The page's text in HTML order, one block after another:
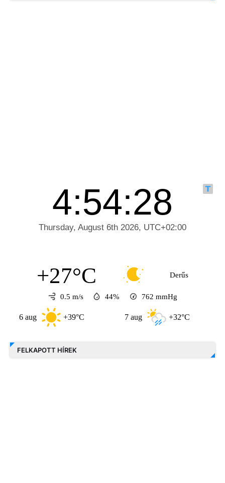
+27°C Derűs
0.5 m/s 44% 762 mmHg
+39°C +32°C
FELKAPOTT HÍREK